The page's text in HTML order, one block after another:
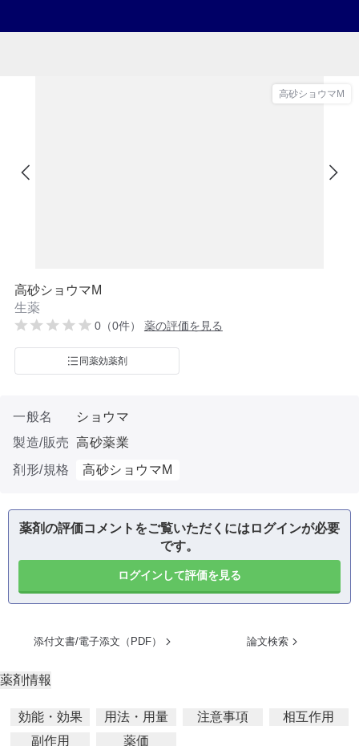
高砂ショウマM
高砂ショウマM
生薬
0（0件） 薬の評価を見る
同薬効薬剤
一般名
ショウマ
製造/販売 高砂薬業
剤形/規格
高砂ショウマM
薬剤の評価コメントをご覧いただくにはログインが必要
です。
ログインして評価を見る
添付文書/電子添文（PDF） 論文検索
薬剤情報
効能・効果 用法・用量 注意事項
相互作用
副作用
薬価